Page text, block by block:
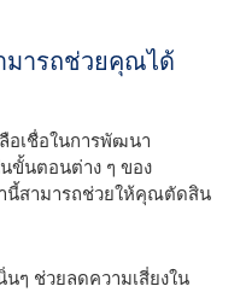
มารถช่วยคุณได้
อเชื่อในการพัฒนา
ขั้นตอนต่าง ๆ ของ
นี้สามารถช่วยให้คุณตัดสิน
ๆ ช่วยลดความเสี่ยงใน